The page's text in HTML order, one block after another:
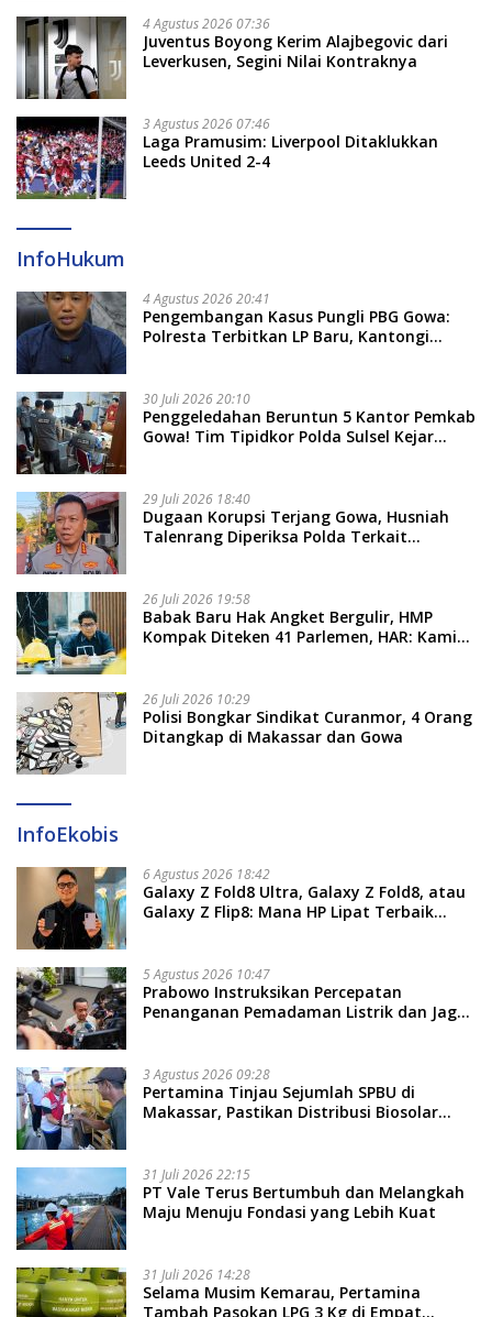
4 Agustus 2026 07:36
Juventus Boyong Kerim Alajbegovic dari
Leverkusen, Segini Nilai Kontraknya
3 Agustus 2026 07:46
Laga Pramusim: Liverpool Ditaklukkan
Leeds United 2-4
InfoHukum
4 Agustus 2026 20:41
Pengembangan Kasus Pungli PBG Gowa:
Polresta Terbitkan LP Baru, Kantongi
30 Juli 2026 20:10
Penggeledahan Beruntun 5 Kantor Pemkab
Gowa! Tim Tipidkor Polda Sulsel Kejar
29 Juli 2026 18:40
Dugaan Korupsi Terjang Gowa, Husniah
Talenrang Diperiksa Polda Terkait
26 Juli 2026 19:58
​Babak Baru Hak Angket Bergulir, HMP
Kompak Diteken 41 Parlemen, HAR: Kami
26 Juli 2026 10:29
Polisi Bongkar Sindikat Curanmor, 4 Orang
Ditangkap di Makassar dan Gowa
InfoEkobis
6 Agustus 2026 18:42
Galaxy Z Fold8 Ultra, Galaxy Z Fold8, atau
Galaxy Z Flip8: Mana HP Lipat Terbaik
5 Agustus 2026 10:47
Prabowo Instruksikan Percepatan
Penanganan Pemadaman Listrik dan Jaga
3 Agustus 2026 09:28
Pertamina Tinjau Sejumlah SPBU di
Makassar, Pastikan Distribusi Biosolar
31 Juli 2026 22:15
PT Vale Terus Bertumbuh dan Melangkah
Maju Menuju Fondasi yang Lebih Kuat
31 Juli 2026 14:28
Selama Musim Kemarau, Pertamina
Tambah Pasokan LPG 3 Kg di Empat